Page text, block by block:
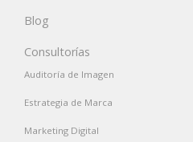
Blog
Consultorías
Auditoría de Imagen
Estrategia de Marca
Marketing Digital